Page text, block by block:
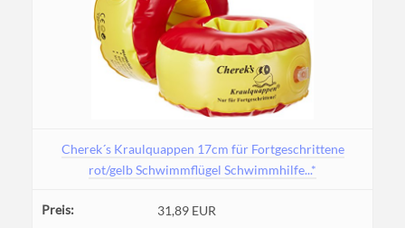
Cherek´s Kraulquappen 17cm für Fortgeschrittene
rot/gelb Schwimmflügel Schwimmhilfe...*
31,89 EUR